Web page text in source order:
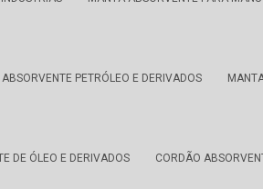
PETRÓLEO E DERIVADOS
DE ÓLEO E DERIVADOS CORDÃO